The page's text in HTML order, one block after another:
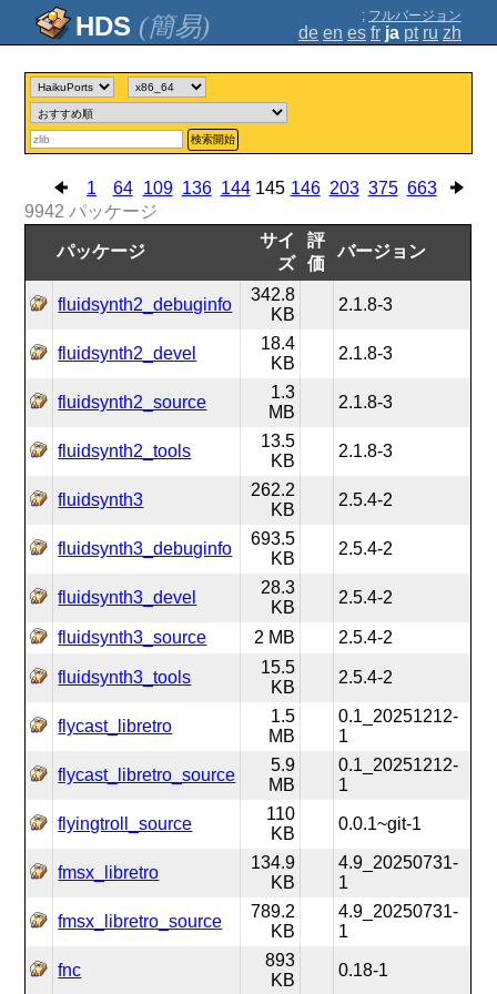
(簡易) ; フルバージョン
de en es fr ja pt ru zh
検索開始
1 64 109 136 144 145 146 203 375 663
9942 パッケージ
パッケージ
サイ
ズ
評
価
バージョン
fluidsynth2_debuginfo
342.8
KB
2.1.8-3
fluidsynth2_devel
18.4
KB
2.1.8-3
fluidsynth2_source
1.3
MB
2.1.8-3
fluidsynth2_tools
13.5
KB
2.1.8-3
fluidsynth3
262.2
KB
2.5.4-2
fluidsynth3_debuginfo
693.5
KB
2.5.4-2
fluidsynth3_devel
28.3
KB
2.5.4-2
fluidsynth3_source 2 MB 2.5.4-2
fluidsynth3_tools
15.5
KB
2.5.4-2
flycast_libretro
1.5
MB
0.1_20251212-
1
flycast_libretro_source
5.9
MB
0.1_20251212-
1
flyingtroll_source
110
KB
0.0.1~git-1
fmsx_libretro
134.9
KB
4.9_20250731-
1
fmsx_libretro_source
789.2
KB
4.9_20250731-
1
fnc
893
KB
0.18-1